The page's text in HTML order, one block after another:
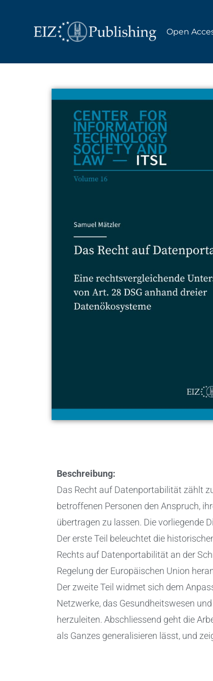
Open
Beschreibung:
Das Recht auf Datenportabilität zählt
betroffenen Personen den Anspruch,
übertragen zu lassen. Die vorliegende
Der erste Teil beleuchtet die
Rechts auf Datenportabilität an der
Regelung der Europäischen Union
Der zweite Teil widmet sich dem
Netzwerke, das Gesundheitswesen
herzuleiten. Abschliessend geht die
als Ganzes generalisieren lässt, und